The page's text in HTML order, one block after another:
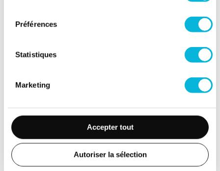
Préférences
Statistiques
Marketing
Accepter tout
Autoriser la sélection
+32 (0) 4 321 67 97
Centre Saint-Léonard
+32 (0) 4 321 67 97
Rue des Franchimontois, 4B4000
Liège